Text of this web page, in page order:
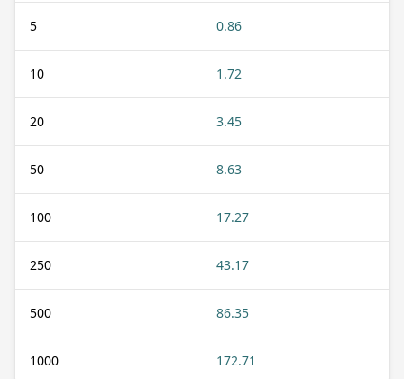
5 0.86
10 1.72
20 3.45
50 8.63
100 17.27
250 43.17
500 86.35
1000 172.71